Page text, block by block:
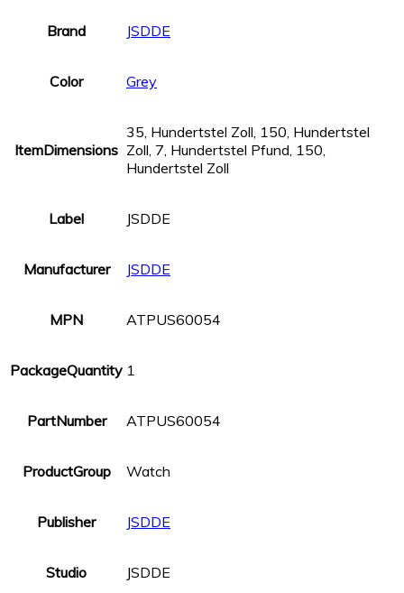
Brand JSDDE
Color Grey
ItemDimensions
35, Hundertstel Zoll, 150, Hundertstel
Zoll, 7, Hundertstel Pfund, 150,
Hundertstel Zoll
Label JSDDE
Manufacturer JSDDE
MPN ATPUS60054
PackageQuantity 1
PartNumber ATPUS60054
ProductGroup Watch
Publisher JSDDE
Studio JSDDE